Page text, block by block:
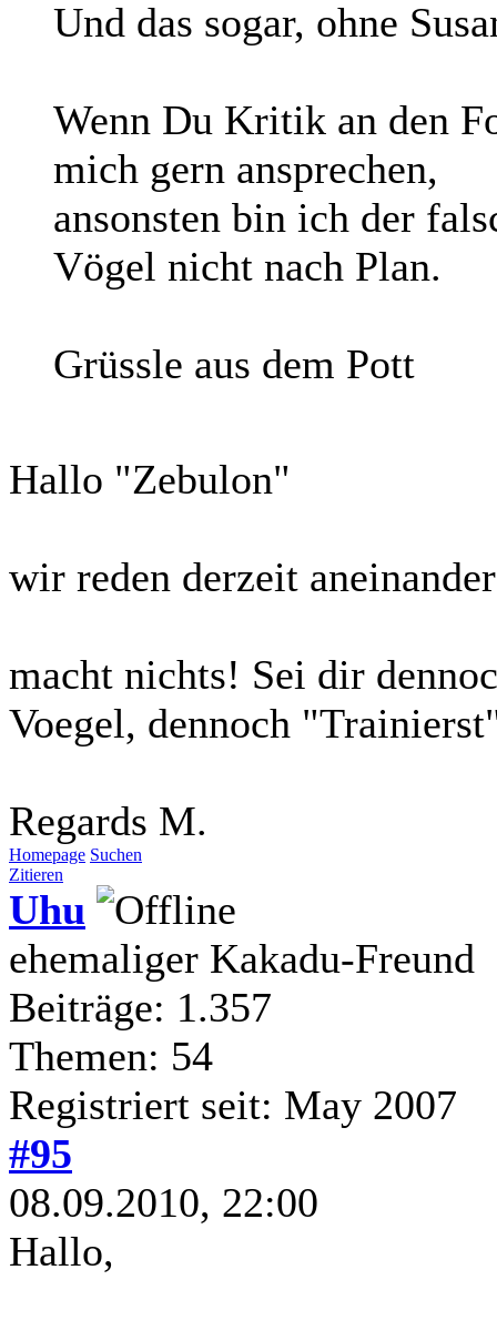
Und das sogar, ohne
Wenn Du Kritik an den
mich gern ansprechen,
ansonsten bin ich der
Vögel nicht nach Plan.
Grüssle aus dem Pott
Hallo "Zebulon"
wir reden derzeit
macht nichts! Sei dir
Voegel, dennoch
Regards M.
Homepage Suchen
Zitieren
Uhu
ehemaliger Kakadu-Freund
Beiträge: 1.357
Themen: 54
Registriert seit: May 2007
#95
08.09.2010, 22:00
Hallo,